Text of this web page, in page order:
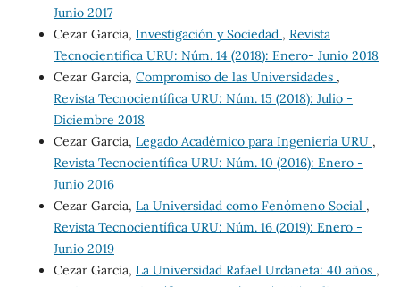
Junio 2017
Cezar Garcia, Investigación y Sociedad , Revista
Tecnocientífica URU: Núm. 14 (2018): Enero- Junio 2018
Cezar Garcia, Compromiso de las Universidades ,
Revista Tecnocientífica URU: Núm. 15 (2018): Julio -
Diciembre 2018
Cezar Garcia, Legado Académico para Ingeniería URU ,
Revista Tecnocientífica URU: Núm. 10 (2016): Enero -
Junio 2016
Cezar Garcia, La Universidad como Fenómeno Social ,
Revista Tecnocientífica URU: Núm. 16 (2019): Enero -
Junio 2019
Cezar Garcia, La Universidad Rafael Urdaneta: 40 años ,